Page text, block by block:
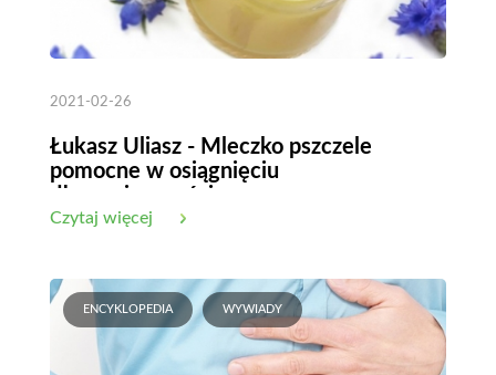
2021-02-26
Łukasz Uliasz - Mleczko pszczele
pomocne w osiągnięciu
Czytaj więcej
ENCYKLOPEDIA WYWIADY